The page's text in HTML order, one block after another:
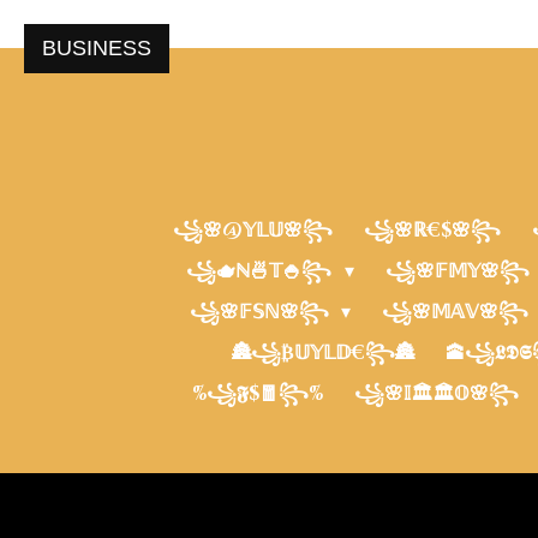
Zum
Hauptinhalt
꧁🌸@𝕐𝕃𝕌🌸꧂ ꧁🌸ℝ€$🌸꧂
꧁🫖ℕ🍜𝕋🍚꧂
꧁🌸𝔽𝕄𝕐🌸꧂
꧁🌸𝔽𝕊ℕ🌸꧂
꧁🌸𝕄𝔸𝕍🌸꧂
🏯꧁₿𝕌𝕐𝕃𝔻€꧂🏯
%꧁𝕱$🧧꧂%
꧁🌸𝕀🏛️🏛️𝕆🌸꧂
BUSINESS